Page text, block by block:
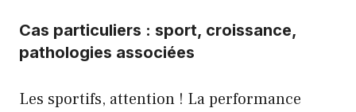
Cas particuliers : sport, croissance,
pathologies associées
Les sportifs, attention ! La performance